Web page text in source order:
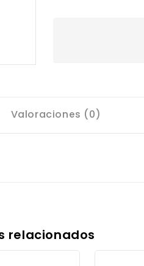
Valoraciones (0)
relacionados